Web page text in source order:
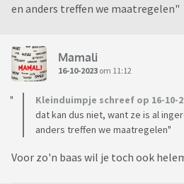
en anders treffen we maatregelen"
Mamali
16-10-2023 om 11:12
Kleinduimpje schreef op 16-10-
dat kan dus niet, want ze is al
anders treffen we maatregelen"
Voor zo'n baas wil je toch ook